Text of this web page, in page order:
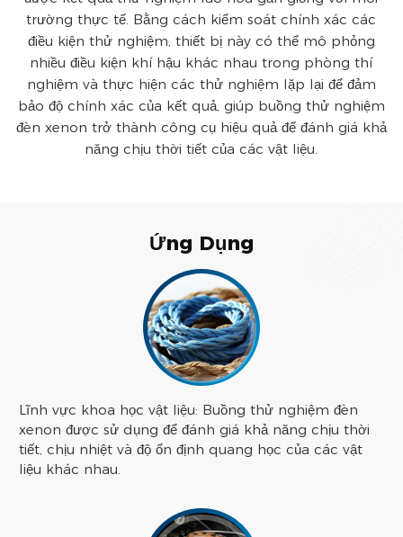
trường thực tế. Bằng cách kiểm soát chính xác các
điều kiện thử nghiệm, thiết bị này có thể mô phỏng
nhiều điều kiện khí hậu khác nhau trong phòng thí
nghiệm và thực hiện các thử nghiệm lặp lại để đảm
bảo độ chính xác của kết quả, giúp buồng thử nghiệm
đèn xenon trở thành công cụ hiệu quả để đánh giá khả
năng chịu thời tiết của các vật liệu.
Ứng Dụng
Lĩnh vực khoa học vật liệu: Buồng thử nghiệm đèn
xenon được sử dụng để đánh giá khả năng chịu thời
tiết, chịu nhiệt và độ ổn định quang học của các vật
liệu khác nhau.